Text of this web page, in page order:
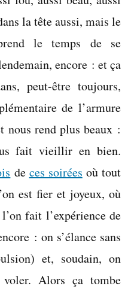
la tête aussi, mais le
le temps de se
encore : et ça
peut-être toujours,
de l’armure
nous rend plus beaux :
fait vieillir en bien.
de ces soirées où tout
est fier et joyeux, où
fait l’expérience de
: on s’élance sans
et, soudain, on
voler. Alors ça tombe